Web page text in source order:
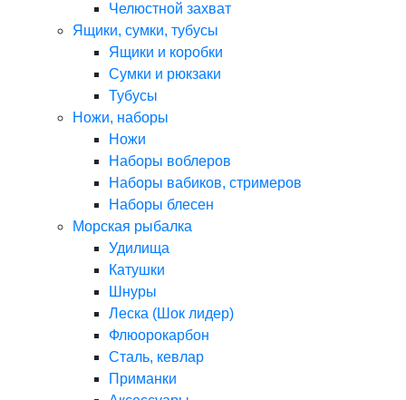
Челюстной захват
Ящики, сумки, тубусы
Ящики и коробки
Сумки и рюкзаки
Тубусы
Ножи, наборы
Ножи
Наборы воблеров
Наборы вабиков, стримеров
Наборы блесен
Морская рыбалка
Удилища
Катушки
Шнуры
Леска (Шок лидер)
Флюорокарбон
Сталь, кевлар
Приманки